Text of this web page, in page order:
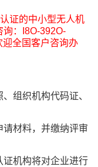
证的中小型无人机
：I8O-392O-
全国客户咨询办
组织机构代码证、
材料，并缴纳评审
证机构将对企业进行